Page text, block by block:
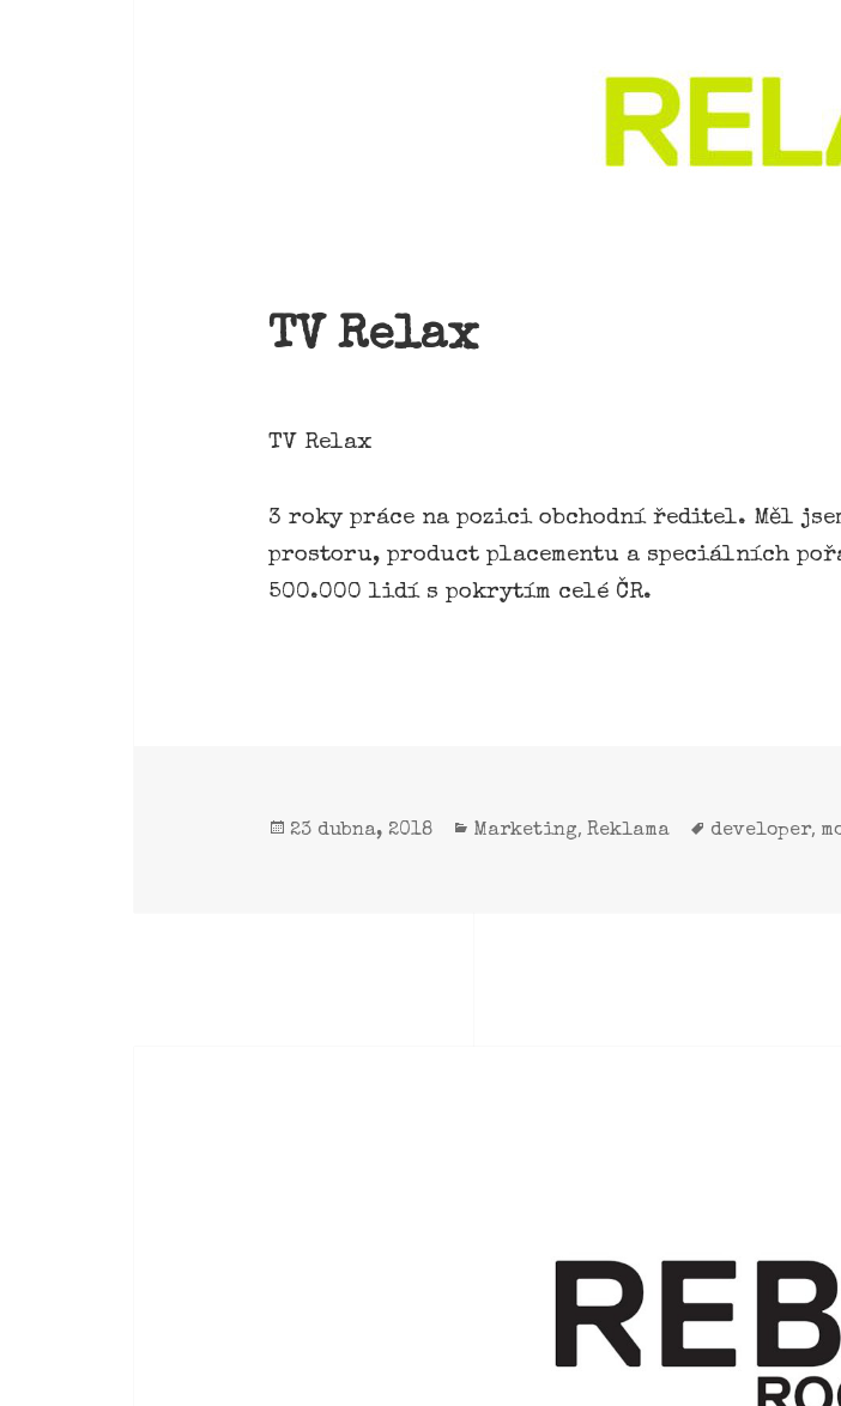
TV Relax
TV Relax
3 roky práce na pozici obchodní ředitel. Měl
prostoru, product placementu a speciálních
500.000 lidí s pokrytím celé ČR.
23 dubna, 2018 Marketing, Reklama developer,